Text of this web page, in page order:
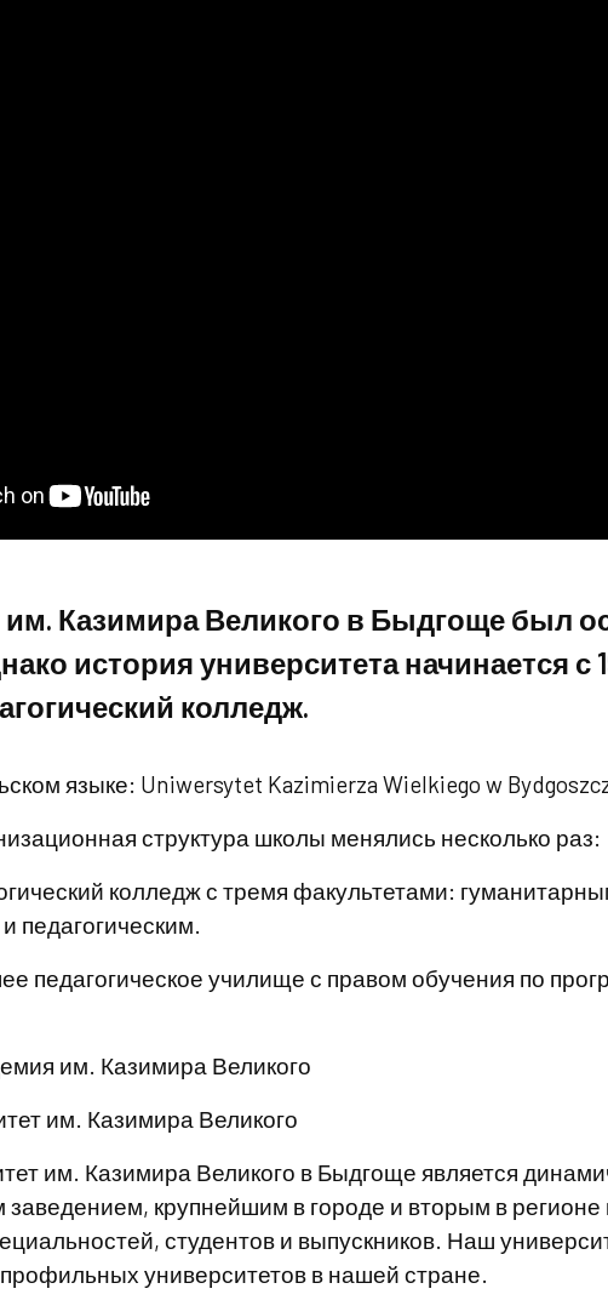
им. Казимира Великого в Быдгоще был
история университета начинается с
колледж.
языке: Uniwersytet Kazimierza Wielkiego w
структура школы менялись несколько раз:
колледж с тремя факультетами:
педагогическим.
педагогическое училище с правом обучения по
им. Казимира Великого
им. Казимира Великого
им. Казимира Великого в Быдгоще является
крупнейшим в городе и вторым в регионе
студентов и выпускников. Наш
университетов в нашей стране.